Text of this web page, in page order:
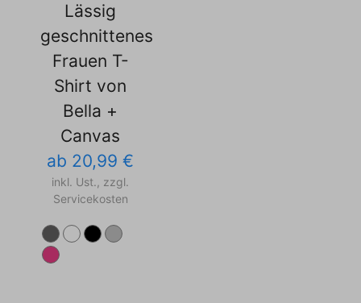
Lässig
geschnittenes
Frauen T-
Shirt von
Bella +
Canvas
ab 20,99 €
inkl. Ust., zzgl.
Servicekosten